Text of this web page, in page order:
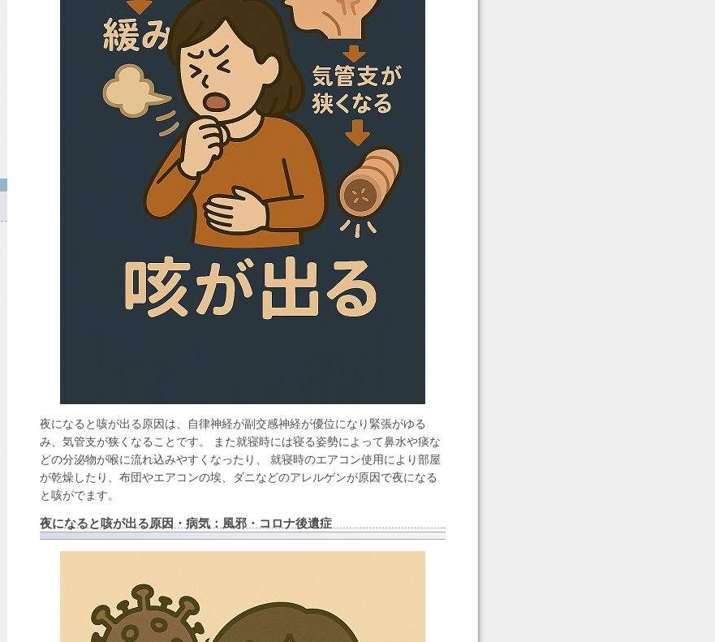
夜になると咳が出る原因は、自律神経が副交感神経が優位になり緊張がゆる
み、気管支が狭くなることです。 また就寝時には寝る姿勢によって鼻水や痰な
どの分泌物が喉に流れ込みやすくなったり、 就寝時のエアコン使用により部屋
が乾燥したり、布団やエアコンの埃、ダニなどのアレルゲンが原因で夜になる
と咳がでます。
夜になると咳が出る原因・病気：風邪・コロナ後遺症